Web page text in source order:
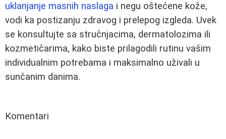
uklanjanje masnih naslaga i negu oštećene kože,
vodi ka postizanju zdravog i prelepog izgleda. Uvek
se konsultujte sa stručnjacima, dermatolozima ili
kozmetičarima, kako biste prilagodili rutinu vašim
individualnim potrebama i maksimalno uživali u
sunčanim danima.
Komentari